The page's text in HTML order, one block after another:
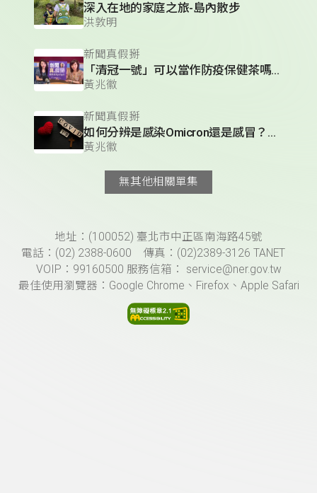
深入在地的家庭之旅-島內散步
洪敦明
新聞真假掰
「清冠一號」可以當作防疫保健茶嗎？確診後該吃什麼？中草藥、穴道按摩、日常飲食，如何提升免疫力？
黃兆徽
新聞真假掰
如何分辨是感染Omicron還是感冒？確診後還會重複感染嗎？我該怎麼注意輕症轉中重症的警訊？
黃兆徽
無其他相關單集
頁尾資訊地址：(100052) 臺北市中正區南海路45號
電話：(02) 2388-0600 傳真：(02)2389-3126 TANET
VOIP：99160500 服務信箱： service@ner.gov.tw
最佳使用瀏覽器：Google Chrome、Firefox、Apple Safari